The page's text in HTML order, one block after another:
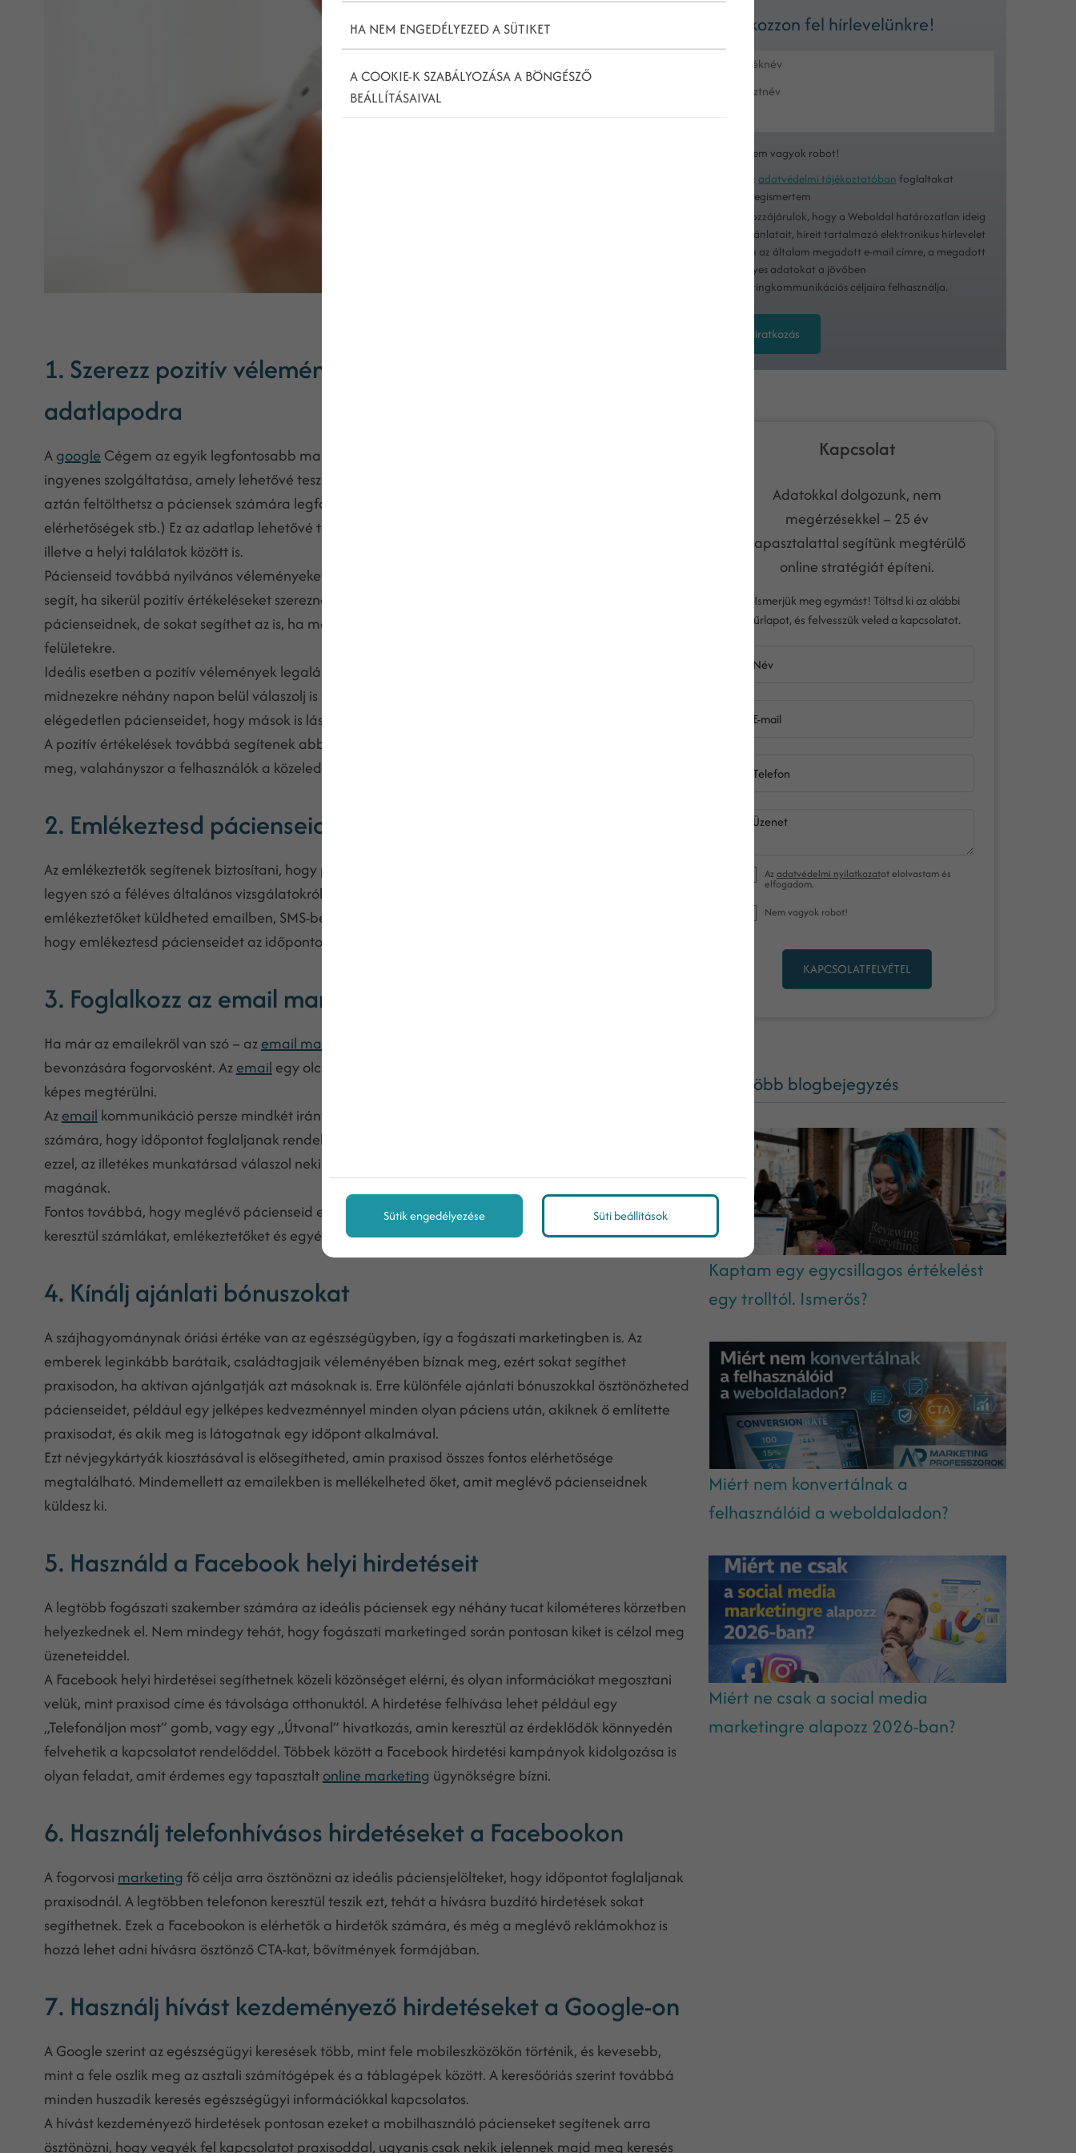
1. Szerezz pozitív véleményeket Google Cégem
adatlapodra
Agoogle Cégem az egyik legfontosabb marketingplatform a fogorvosok számára. Ez a
ingyenes szolgáltatása, amely lehetővé teszi, hogy létrehozz egy adatlapot praxisodnak, amelyet
aztán feltölthetsz a páciensek számára legfontosabb információkkal (páciensfogadás, cím,
elérhetőségek stb.) Ez az adatlap lehetővé teszi, hogy rendelőd megjelenjen a Google Térképen,
illetve a helyi találatok között is.
Pácienseid továbbá nyilvános véleményeket írhatnak rólad, illetve értékelhetik praxisodat, ami sokat
segít, ha sikerül pozitív értékeléseket szerezned. Ehhez természetesen kiváló ellátást kell kínálnod
pácienseidnek, de sokat segíthet az is, ha megkérded őket, hogy írjanak véleményt rólad a megfelelő
felületekre.
Ideális esetben a pozitív vélemények legalább 9:1 arányban túlteszik a negatívokat. Fontos, hogy
midnezekre néhány napon belül válaszolj is Google fiókodon keresztül, és próbáld kiengesztelni
elégedetlen pácienseidet, hogy mások is lássák, szíveden viseled sorsukat.
A pozitív értékelések továbbá segítenek abban is, hogy praxisod az első helyi találatok között jelenjen
meg, valahányszor a felhasználók a közeledben keresnek maguknak fogorvost.
2. Emlékeztesd pácienseidet az időpontokra
Az emlékeztetők segítenek biztosítani, hogy pácienseid meg is jelenjenek az egyeztetett időpontokon,
legyen szó a féléves általános vizsgálatokról, vagy épp a bejegyzett kezelésekről. Ezeket az
emlékeztetőket küldheted emailben, SMS-ben, vagy akár hagyományos postai úton is – a lényeg,
hogy emlékeztesd pácienseidet az időpontokról.
3. Foglalkozz az email marketinggel
Ha már az emailekről van szó – azemail marketing
bevonzására fogorvosként. Azemail egy olcsó fogászati marketingeszköz, aminek ára többszörösen
képes megtérülni.
Azemail kommunikáció persze mindkét irányban kell, hogy működjön – tedd lehetővé pácienseid
számára, hogy időpontot foglaljanak rendelődben emailen keresztül. Amikor egy páciens felkeres
ezzel, az illetékes munkatársad válaszol neki 2-3 lehetséges időponttal, amiből az illető választhat
magának.
Fontos továbbá, hogy meglévő pácienseid email címeit is rendszeresen összegyűjtsd, hogy ezeken
keresztül számlákat, emlékeztetőket és egyéb fontos üzeneteket küldhess nekik.
4. Kínálj ajánlati bónuszokat
A szájhagyománynak óriási értéke van az egészségügyben, így a fogászati marketingben is. Az
emberek leginkább barátaik, családtagjaik véleményében bíznak meg, ezért sokat segíthet
praxisodon, ha aktívan ajánlgatják azt másoknak is. Erre különféle ajánlati bónuszokkal ösztönözheted
pácienseidet, például egy jelképes kedvezménnyel minden olyan páciens után, akiknek ő említette
praxisodat, és akik meg is látogatnak egy időpont alkalmával.
Ezt névjegykártyák kiosztásával is elősegítheted, amin praxisod összes fontos elérhetősége
megtalálható. Mindemellett az emailekben is mellékelheted őket, amit meglévő pácienseidnek
küldesz ki.
5. Használd a Facebook helyi hirdetéseit
A legtöbb fogászati szakember számára az ideális páciensek egy néhány tucat kilométeres körzetben
helyezkednek el. Nem mindegy tehát, hogy fogászati marketinged során pontosan kiket is célzol meg
üzeneteiddel.
A Facebook helyi hirdetései segíthetnek közeli közönséget elérni, és olyan információkat megosztani
velük, mint praxisod címe és távolsága otthonuktól. A hirdetése felhívása lehet például egy
„Telefonáljon most” gomb, vagy egy „Útvonal” hivatkozás, amin keresztül az érdeklődők könnyedén
felvehetik a kapcsolatot rendelőddel. Többek között a Facebook hirdetési kampányok kidolgozása is
olyan feladat, amit érdemes egy tapasztaltonline marketing ügynökségre bízni.
6. Használj telefonhívásos hirdetéseket a Facebookon
A fogorvosi marketing fő célja arra ösztönözni az ideális páciensjelölteket, hogy időpontot foglaljanak
praxisodnál. A legtöbben telefonon keresztül teszik ezt, tehát a hívásra buzdító hirdetések sokat
segíthetnek. Ezek a Facebookon is elérhetők a hirdetők számára, és még a meglévő reklámokhoz is
hozzá lehet adni hívásra ösztönző CTA-kat, bővítmények formájában.
7. Használj hívást kezdeményező hirdetéseket a Google-on
A Google szerint az egészségügyi keresések több, mint fele mobileszközökön történik, és kevesebb,
mint a fele oszlik meg az asztali számítógépek és a táblagépek között. A keresőóriás szerint továbbá
minden huszadik keresés egészségügyi információkkal kapcsolatos.
A hívást kezdeményező hirdetések pontosan ezeket a mobilhasználó pácienseket segítenek arra
ösztönözni, hogy vegyék fel kapcsolatot praxisoddal, ugyanis csak nekik jelennek majd meg keresés
Iratkozzon fel hírlevelünkre!
Nem vagyok robot!
Az adatvédelmi tájékoztatóban foglaltakat
megismertem
Hozzájárulok, hogy a Weboldal határozatlan ideig
ajánlatait, híreit tartalmazó elektronikus hírlevelet
küldjön az általam megadott e-mail címre, a megadott
személyes adatokat a jövőben
marketingkommunikációs céljaira felhasználja.
Feliratkozás
Kapcsolat
Adatokkal dolgozunk, nem
megérzésekkel – 25 év
tapasztalattal segítünk megtérülő
online stratégiát építeni.
Ismerjük meg egymást! Töltsd ki az alábbi
űrlapot, és felvesszük veled a kapcsolatot.
Név
E-mail
Telefon
Üzenet
Azadatvédelmi nyilatkozatot elolvastam és
elfogadom.
Nem vagyok robot!
KAPCSOLATFELVÉTEL
Még több blogbejegyzés
Kaptam egy egycsillagos értékelést
egy trolltól. Ismerős?
Miért nem konvertálnak a
felhasználóid a weboldaladon?
Miért ne csak a social media
marketingre alapozz 2026-ban?
HA NEM ENGEDÉLYEZED A SÜTIKET
A COOKIE-K SZABÁLYOZÁSA A BÖNGÉSZŐ
BEÁLLÍTÁSAIVAL
Sütik engedélyezése Süti beállítások